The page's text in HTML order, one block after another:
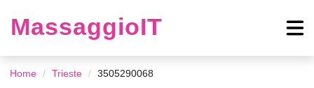
MassaggioIT
Home Trieste 3505290068